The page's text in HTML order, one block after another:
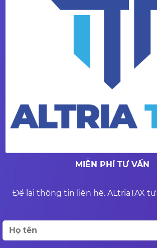
MIỄN PHÍ TƯ VẤN
Để lại thông tin liên hệ. ALtriaTAX